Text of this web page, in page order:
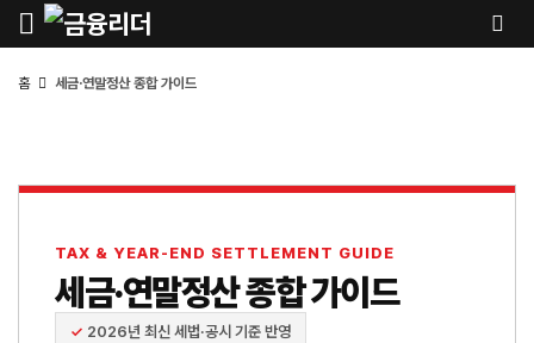
홈 세금·연말정산 종합 가이드
TAX & YEAR-END SETTLEMENT GUIDE
세금·연말정산 종합 가이드
✓ 2026년 최신 세법·공시 기준 반영